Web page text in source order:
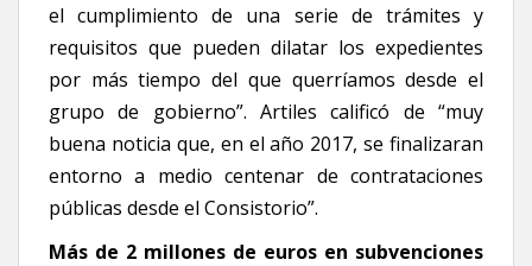
el cumplimiento de una serie de trámites y
requisitos que pueden dilatar los expedientes
por más tiempo del que querríamos desde el
grupo de gobierno”. Artiles calificó de “muy
buena noticia que, en el año 2017, se finalizaran
entorno a medio centenar de contrataciones
públicas desde el Consistorio”.
Más de 2 millones de euros en subvenciones